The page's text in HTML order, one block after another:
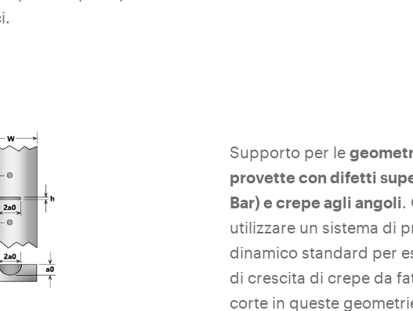
Supporto per le
provette con difetti
Bar) e crepe agli angoli.
utilizzare un sistema di
dinamico standard per
di crescita di crepe da
corte in queste